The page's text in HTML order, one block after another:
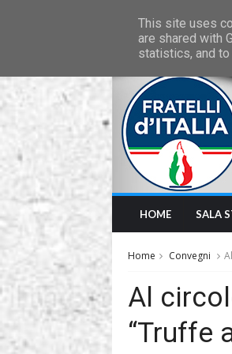
Monday, August 10
HOME SALA
Home Convegni
Al
“Truffe
This site uses
are shared with
statistics, and